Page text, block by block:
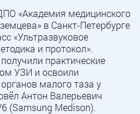
«Академия медицинского
в Санкт-Петербурге
«Ультразвуковое
и протокол».
практические
УЗИ и освоили
малого таза у
Антон Валерьевич
(Samsung Medison).